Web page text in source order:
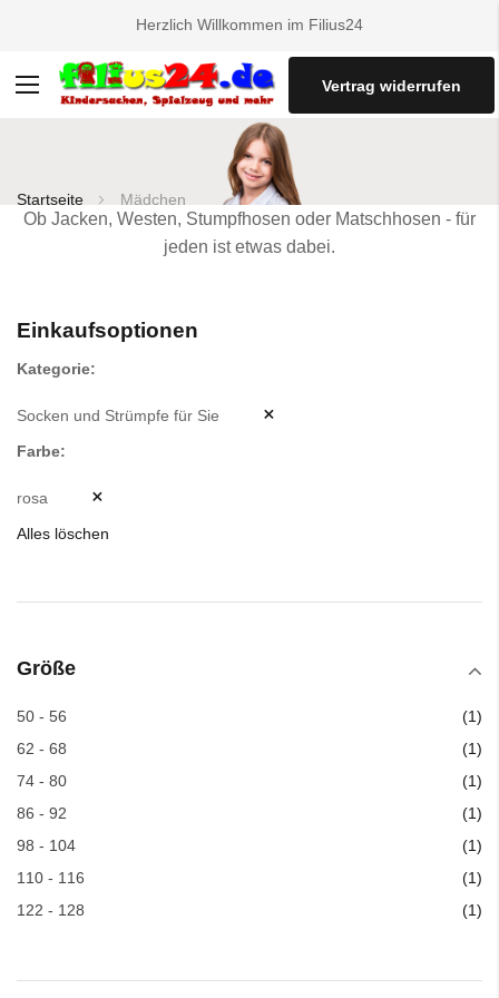
Herzlich Willkommen im Filius24
Navigation
Vertrag widerrufen
Startseite Mädchen
Ob Jacken, Westen, Stumpfhosen oder Matschhosen - für
jeden ist etwas dabei.
Einkaufsoptionen
Kategorie
Socken und Strümpfe für Sie
Farbe
rosa
Alles löschen
Größe
50 - 56 1
62 - 68
1
74 - 80
1
86 - 92
1
98 - 104
1
110 - 116
1
122 - 128
1